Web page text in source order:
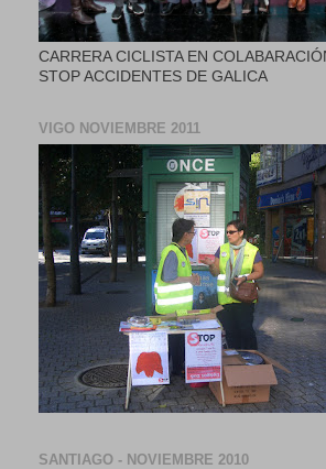
CARRERA CICLISTA EN
STOP ACCIDENTES DE GALICA
VIGO NOVIEMBRE 2011
SANTIAGO - NOVIEMBRE 2010